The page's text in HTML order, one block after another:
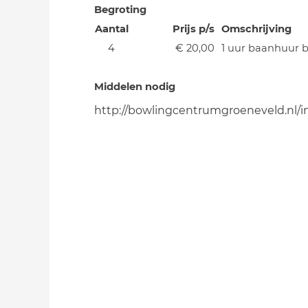
Begroting
Aantal
Prijs p/s Omschrijving
4
€ 20,00 1 uur baanhuur
Middelen nodig
http://bowlingcentrumgroeneveld.nl/